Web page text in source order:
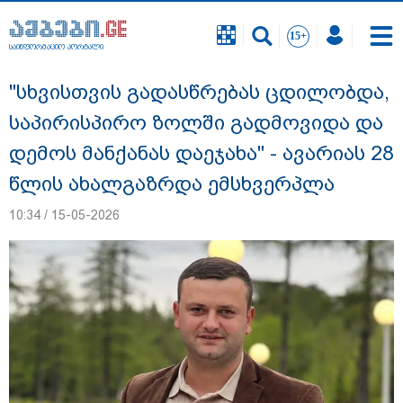
საინფორმაციო პორტალი
"ახლა მე ერთი წინადადება რომ ვთქვა,
ის გახდის ნათელს, თუ რატომ იყო ნია
იმნაძე წამქეზებელი, ნია იმნაძისგან
გამოსული ინფორმაციაა ეს... მას
საინფორმაციო პორტალი
"სხვისთვის გადასწრებას ცდილობდა,
საპირისპირო ზოლში გადმოვიდა და
დემოს მანქანას დაეჯახა" - ავარიას 28
წლის ახალგაზრდა ემსხვერპლა
10:34 / 15-05-2026